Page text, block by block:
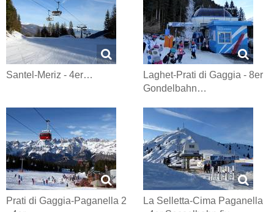
Santel-Meriz - 4er…
Laghet-Prati di Gaggia - 8er
Gondelbahn…
Prati di Gaggia-Paganella 2
La Selletta-Cima Paganella